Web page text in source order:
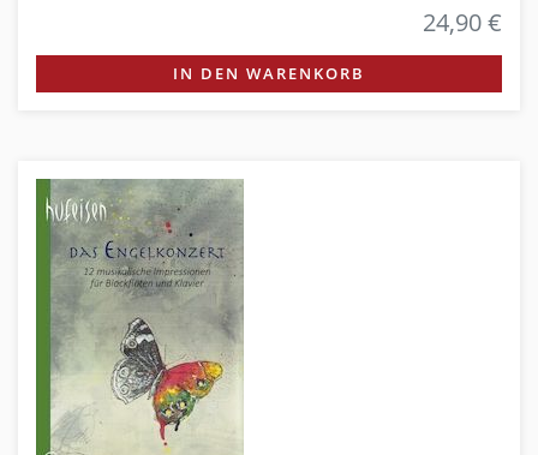
24,90 €
IN DEN WARENKORB